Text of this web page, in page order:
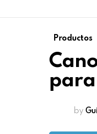
Productos
by